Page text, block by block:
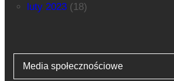
luty 2023(18)
Media społecznościowe